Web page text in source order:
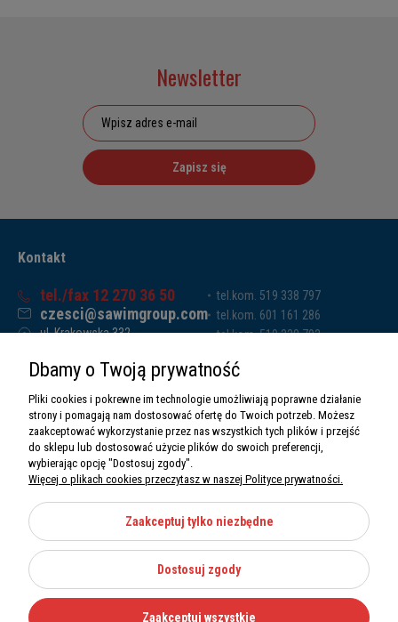
Newsletter
Zapisz się
Kontakt
tel./fax 12 270 36 50
czesci@sawimgroup.com
ul. Krakowska 332,
Sawim Group Mariusz Zdyb sp. k.
NIP: 5130284470
REGON: 5246591010
tel.kom. 519 338 797
tel.kom. 601 161 286
tel.kom. 519 338 793
O nas
Informacje
Moje konto
Kategorie
Dbamy o Twoją prywatność
Pliki cookies i pokrewne im technologie umożliwiają poprawne działanie
strony i pomagają nam dostosować ofertę do Twoich potrzeb. Możesz
zaakceptować wykorzystanie przez nas wszystkich tych plików i przejść
do sklepu lub dostosować użycie plików do swoich preferencji,
wybierając opcję "Dostosuj zgody".
Więcej o plikach cookies przeczytasz w naszej Polityce prywatności.
Zaakceptuj tylko niezbędne
Dostosuj zgody
Zaakceptuj wszystkie